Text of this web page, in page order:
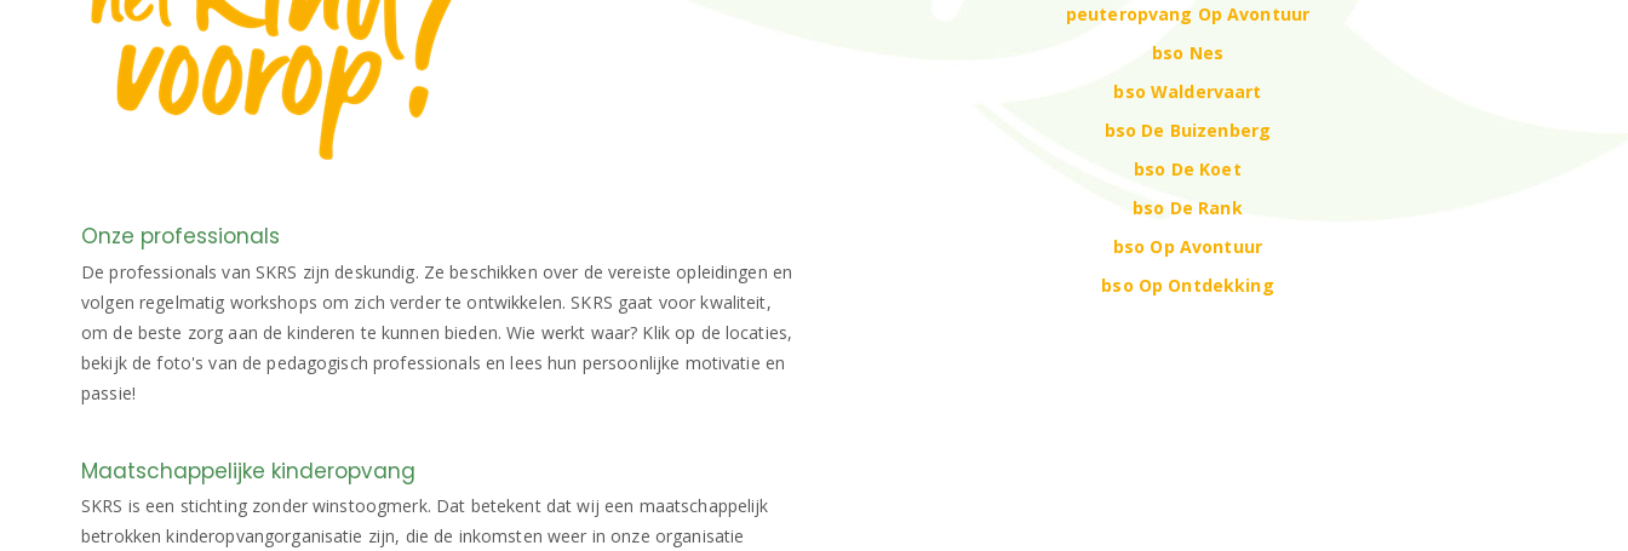
Onze professionals
De professionals van SKRS zijn deskundig. Ze beschikken over de vereiste opleidingen en
volgen regelmatig workshops om zich verder te ontwikkelen. SKRS gaat voor kwaliteit,
om de beste zorg aan de kinderen te kunnen bieden. Wie werkt waar? Klik op de locaties,
bekijk de foto's van de pedagogisch professionals en lees hun persoonlijke motivatie en
passie!
Maatschappelijke kinderopvang
SKRS is een stichting zonder winstoogmerk. Dat betekent dat wij een maatschappelijk
betrokken kinderopvangorganisatie zijn, die de inkomsten weer in onze organisatie
peuteropvang Op Avontuur
bso Nes
bso Waldervaart
bso De Buizenberg
bso De Koet
bso De Rank
bso Op Avontuur
bso Op Ontdekking